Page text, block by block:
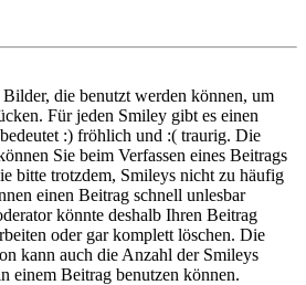
die benutzt werden können, um
Für jeden Smiley gibt es einen
:) fröhlich und :( traurig. Die
Sie beim Verfassen eines Beitrags
bitte trotzdem, Smileys nicht zu häufig
einen Beitrag schnell unlesbar
könnte deshalb Ihren Beitrag
oder gar komplett löschen. Die
kann auch die Anzahl der Smileys
einem Beitrag benutzen können.